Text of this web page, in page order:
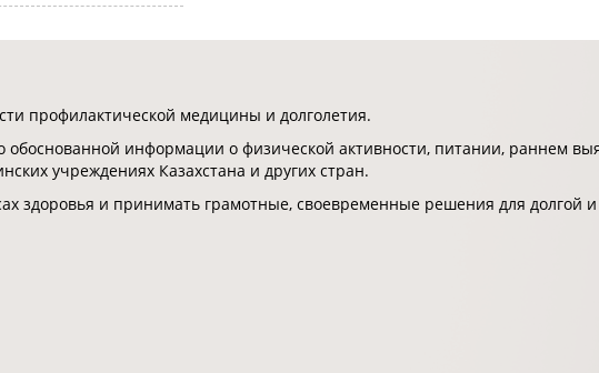
профилактической медицины и долголетия.
информации о физической активности, питании, раннем
учреждениях Казахстана и других стран.
здоровья и принимать грамотные, своевременные решения для долгой